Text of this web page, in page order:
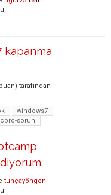
kapanma
puan) tarafından
windows7
sorun
tunçayöngen